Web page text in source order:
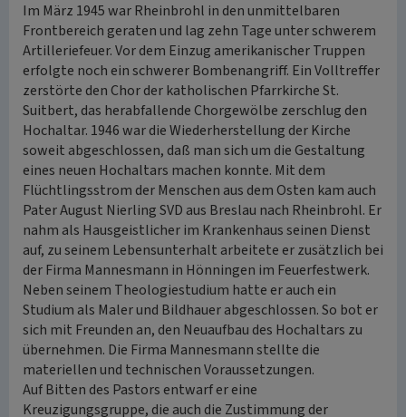
Im März 1945 war Rheinbrohl in den unmittelbaren
Frontbereich geraten und lag zehn Tage unter schwerem
Artilleriefeuer. Vor dem Einzug amerikanischer Truppen
erfolgte noch ein schwerer Bombenangriff. Ein Volltreffer
zerstörte den Chor der katholischen Pfarrkirche St.
Suitbert, das herabfallende Chorgewölbe zerschlug den
Hochaltar. 1946 war die Wiederherstellung der Kirche
soweit abgeschlossen, daß man sich um die Gestaltung
eines neuen Hochaltars machen konnte. Mit dem
Flüchtlingsstrom der Menschen aus dem Osten kam auch
Pater August Nierling SVD aus Breslau nach Rheinbrohl. Er
nahm als Hausgeistlicher im Krankenhaus seinen Dienst
auf, zu seinem Lebensunterhalt arbeitete er zusätzlich bei
der Firma Mannesmann in Hönningen im Feuerfestwerk.
Neben seinem Theologiestudium hatte er auch ein
Studium als Maler und Bildhauer abgeschlossen. So bot er
sich mit Freunden an, den Neuaufbau des Hochaltars zu
übernehmen. Die Firma Mannesmann stellte die
materiellen und technischen Voraussetzungen.
Auf Bitten des Pastors entwarf er eine
Kreuzigungsgruppe, die auch die Zustimmung der